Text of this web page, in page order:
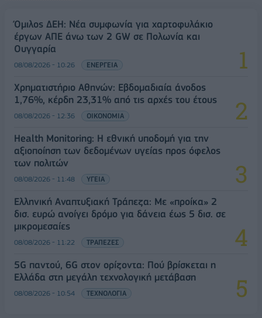
Όμιλος ΔΕΗ: Νέα συμφωνία για χαρτοφυλάκιο
έργων ΑΠΕ άνω των 2 GW σε Πολωνία και
Ουγγαρία
08/08/2026 - 10:26 ΕΝΕΡΓΕΙΑ
Χρηματιστήριο Αθηνών: Εβδομαδιαία άνοδος
1,76%, κέρδη 23,31% από τις αρχές του έτους
08/08/2026 - 12:36 ΟΙΚΟΝΟΜΙΑ
Health Monitoring: Η εθνική υποδομή για την
αξιοποίηση των δεδομένων υγείας προς όφελος
των πολιτών
08/08/2026 - 11:48 ΥΓΕΙΑ
Ελληνική Αναπτυξιακή Τράπεζα: Με «προίκα» 2
δισ. ευρώ ανοίγει δρόμο για δάνεια έως 5 δισ. σε
μικρομεσαίες
08/08/2026 - 11:22 ΤΡΑΠΕΖΕΣ
5G παντού, 6G στον ορίζοντα: Πού βρίσκεται η
Ελλάδα στη μεγάλη τεχνολογική μετάβαση
08/08/2026 - 10:54 ΤΕΧΝΟΛΟΓΙΑ